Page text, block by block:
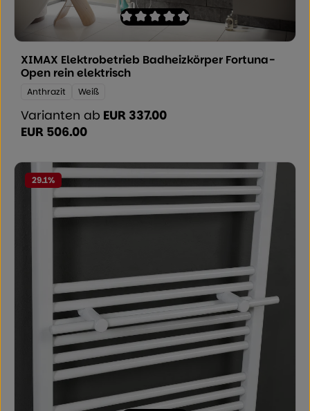
Durchschnittliche Bewertung von 0
XIMAX Elektrobetrieb Badheizkörper Fortuna-
Open rein elektrisch
Farbe:
Anthrazit Weiß
Varianten ab EUR 337.00
Regulärer Preis:
EUR 506.00
29.1%